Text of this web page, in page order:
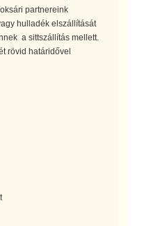
partnereink
hulladék elszállítását
a sittszállítás mellett.
rövid határidővel